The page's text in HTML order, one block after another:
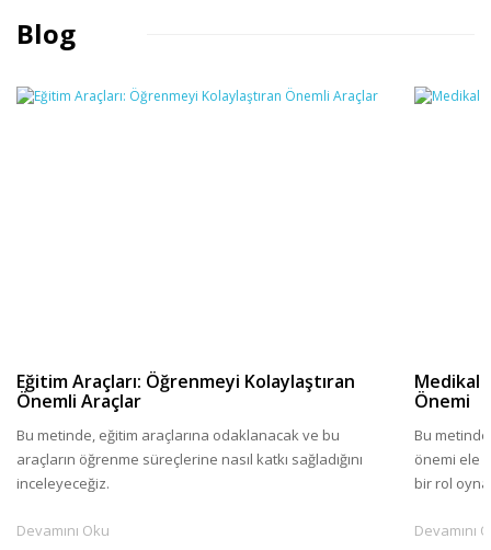
Blog
Eğitim Araçları: Öğrenmeyi Kolaylaştıran
Önemli Araçlar
Bu metinde, eğitim araçlarına odaklanacak ve bu
araçların öğrenme süreçlerine nasıl katkı sağladığını
inceleyeceğiz.
Devamını Oku
Medikal
Önemi
Bu
önemi ele
bir rol
Devamını